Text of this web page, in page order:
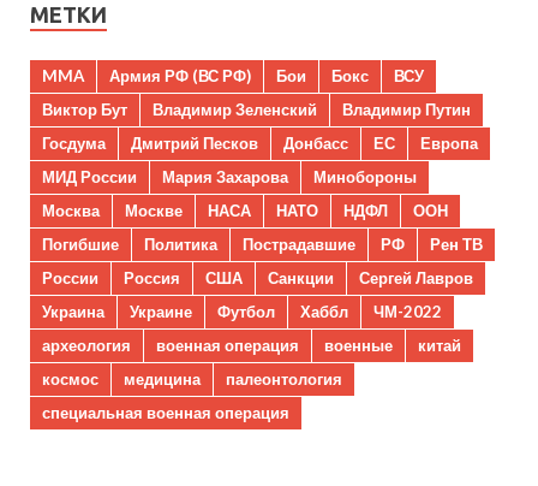
МЕТКИ
MMA Армия РФ (ВС РФ) Бои Бокс
ВСУ
Виктор Бут
Владимир Зеленский
Владимир Путин
Госдума
Дмитрий Песков Донбасс ЕС
Европа
МИД России
Мария Захарова
Минобороны
Москва
Москве НАСА НАТО НДФЛ
ООН
Погибшие
Политика Пострадавшие РФ
Рен ТВ
России
Россия США Санкции
Сергей Лавров
Украина
Украине Футбол Хаббл
ЧМ-2022
археология
военная операция военные
китай
космос
медицина
палеонтология
специальная военная операция